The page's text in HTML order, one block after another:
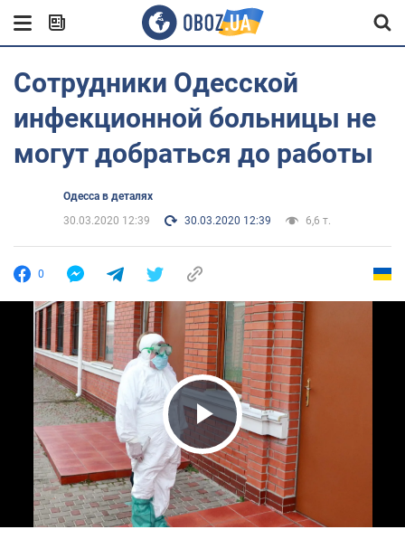
Сотрудники Одесской
инфекционной больницы не
могут добраться до работы
Одесса в деталях
30.03.2020 12:39
30.03.2020 12:39 6,6 т.
0
Play Video